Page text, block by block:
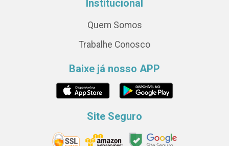
Institucional
Quem Somos
Trabalhe Conosco
Baixe já nosso APP
Site Seguro